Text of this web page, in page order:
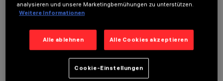
Rechteckige Einbauleuchte mit LED. Strukturgehäuse aus
Korpus aus Aluminiumdruckguss mit 10 Zellen sieht die
Möglichkeit vor, die Lichtemission mit einer Schwenkung von
metallisiertem Thermoplast, in zurückgesetzter Position in
den schwarzen Blendschutz integriert; das optische System
analysieren und unsere Marketingbemühungen zu unterstützen.
Weitere Informationen
Alle ablehnen Alle Cookies akzeptieren
Cookie-Einstellungen